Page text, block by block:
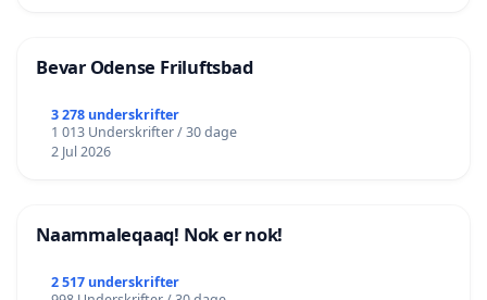
Bevar Odense Friluftsbad
3 278 underskrifter
1 013 Underskrifter / 30 dage
2 Jul 2026
Naammaleqaaq! Nok er nok!
2 517 underskrifter